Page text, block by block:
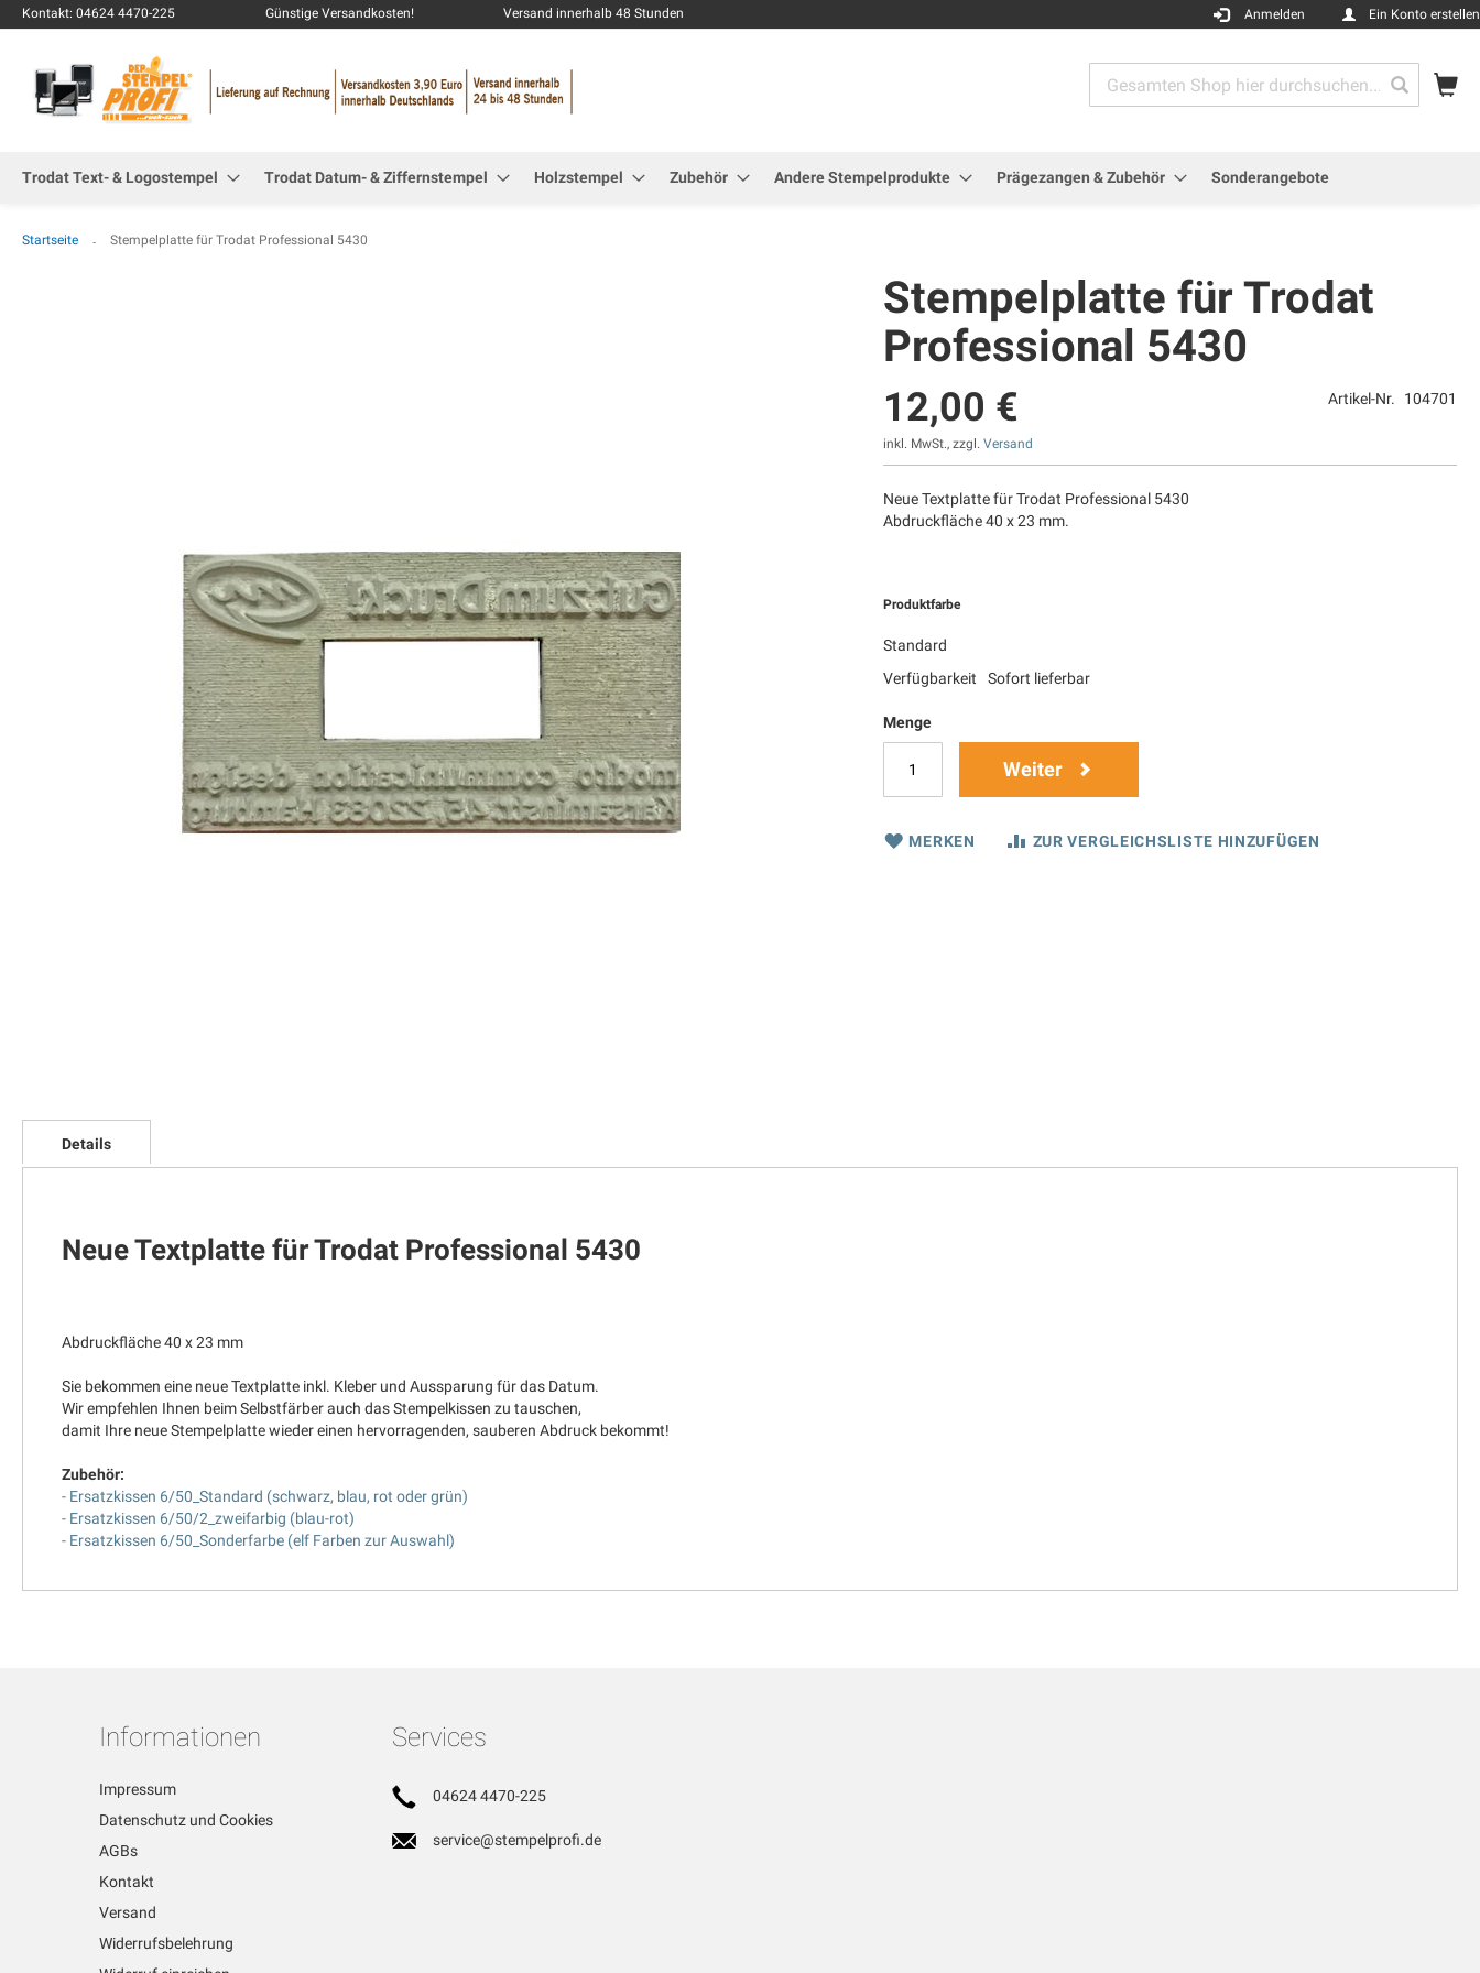
Kontakt: 04624 4470-225 Günstige Versandkosten! Versand innerhalb 48 Stunden Anmelden Ein Konto erstellen
Search
Trodat Text- & Logostempel Trodat Datum- & Ziffernstempel Holzstempel Zubehör Andere Stempelprodukte Prägezangen & Zubehör Sonderangebote
Startseite Stempelplatte für Trodat Professional 5430
Anfang
Bildgalerie
Stempelplatte für Trodat
Professional 5430
12,00 €
inkl. MwSt., zzgl.Versand
Artikel-Nr. 104701
Neue Textplatte für Trodat Professional 5430
Abdruckfläche 40 x 23 mm.
Produktfarbe
Standard
Verfügbarkeit
Sofort lieferbar
Menge
Weiter
MERKEN ZUR VERGLEICHSLISTE HINZUFÜGEN
Details
Neue Textplatte für Trodat Professional 5430
Abdruckfläche 40 x 23 mm
Sie bekommen eine neue Textplatte inkl. Kleber und Aussparung für das Datum.
Wir empfehlen Ihnen beim Selbstfärber auch das Stempelkissen zu tauschen,
damit Ihre neue Stempelplatte wieder einen hervorragenden, sauberen Abdruck bekommt!
Zubehör:
- Ersatzkissen 6/50_Standard (schwarz, blau, rot oder grün)
- Ersatzkissen 6/50/2_zweifarbig (blau-rot)
- Ersatzkissen 6/50_Sonderfarbe (elf Farben zur Auswahl)
Informationen
Impressum
Datenschutz und Cookies
AGBs
Kontakt
Versand
Widerrufsbelehrung
Services
04624 4470-225
service@stempelprofi.de